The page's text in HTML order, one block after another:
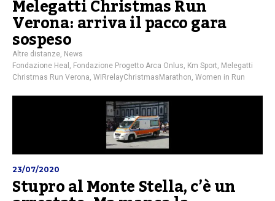
Melegatti Christmas Run
Verona: arriva il pacco gara
sospeso
Altre distanze, News
Fondazione Heal , Fondazione Progetto Arca Onlus, Km Sport, Melegatti
Christmas Run Verona, WIRrelayChristmasMarathon, Women in Run
23/07/2020
Stupro al Monte Stella, c’è un